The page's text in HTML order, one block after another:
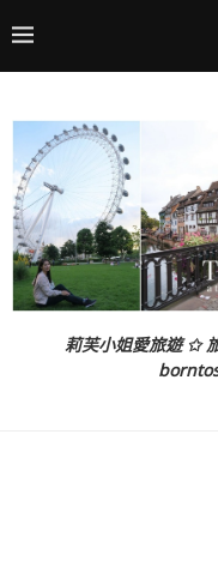
莉芙小姐愛旅遊 ✩